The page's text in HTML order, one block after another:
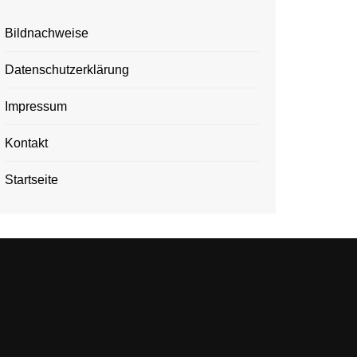
Bildnachweise
Datenschutzerklärung
Impressum
Kontakt
Startseite